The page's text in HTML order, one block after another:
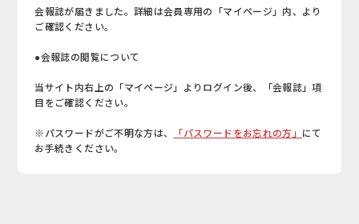
会報誌が届きました。詳細は会員専用の「マイページ」内、より
ご確認ください。
●会報誌の閲覧について
当サイト内右上の「マイページ」よりログイン後、「会報誌」項
目をご確認ください。
※パスワードがご不明な方は、 「パスワードをお忘れの方」 にて
お手続きください。